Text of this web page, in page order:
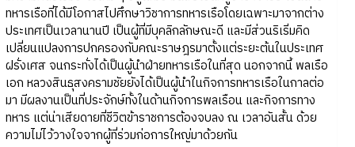
ทหารเรือที่ได้มีโอกาสไปศึกษาวิชาการทหารเรือโดยเฉพาะมาจากต่าง
ประเทศเป็นเวลานานปี เป็นผู้ที่มีบุคลิกลักษณะดี และมีส่วนริเริ่มคิด
เปลี่ยนแปลงการปกครองกับคณะราษฎรมาตั้งแต่ระยะต้นในประเทศ
ฝรั่งเศส จนกระทั่งได้เป็นผู้นำฝ่ายทหารเรือในที่สุด นอกจากนี้ พลเรือ
เอก หลวงสินธุสงครามชัยยังได้เป็นผู้นำในกิจการทหารเรือในกาลต่อ
มา มีผลงานเป็นที่ประจักษ์ทั้งในด้านกิจการพลเรือน และกิจการทาง
ทหาร แต่น่าเสียดายที่ชีวิตข้าราชการต้องจบลง ณ เวลาอันสั้น ด้วย
ความไม่ไว้วางใจจากผู้ที่ร่วมก่อการใหญ่มาด้วยกัน